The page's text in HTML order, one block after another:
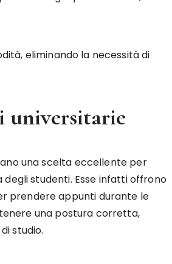
eliminando la necessità di
universitarie
una scelta eccellente per
studenti. Esse infatti offrono
prendere appunti durante le
una postura corretta,
studio.